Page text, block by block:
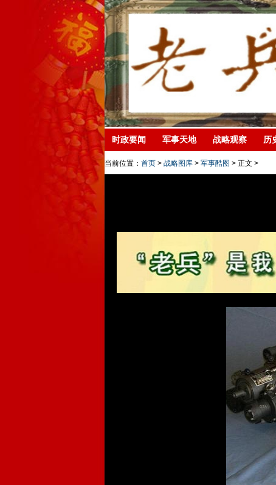
时政要闻 军事天地 战略观察 历
当前位置： 首页 > 战略图库 > 军事酷图 > 正文 >